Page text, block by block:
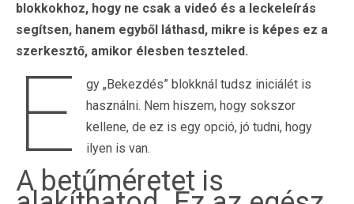
blokkokhoz, hogy ne csak a videó és a leckeleírás
segítsen, hanem egyből láthasd, mikre is képes ez a
szerkesztő, amikor élesben teszteled.
E
gy „Bekezdés” blokknál tudsz iniciálét is
használni. Nem hiszem, hogy sokszor
kellene, de ez is egy opció, jó tudni, hogy
ilyen is van.
A betűméretet is